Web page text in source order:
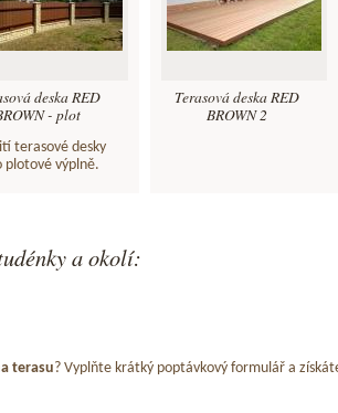
deska RED
- plot
terasové desky
plotové výplně.
Terasová deska RED
BROWN 2
a okolí:
terasu ? Vyplňte krátký poptávkový formulář a